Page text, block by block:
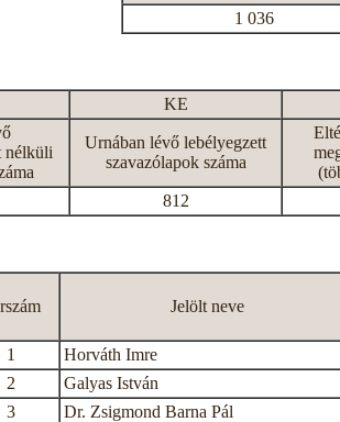
1 036
KE
nélküli
Urnában lévő lebélyegzett
szavazólapok száma
812
Jelölt neve
1
Horváth Imre
2
Galyas István
3
Dr. Zsigmond Barna Pál